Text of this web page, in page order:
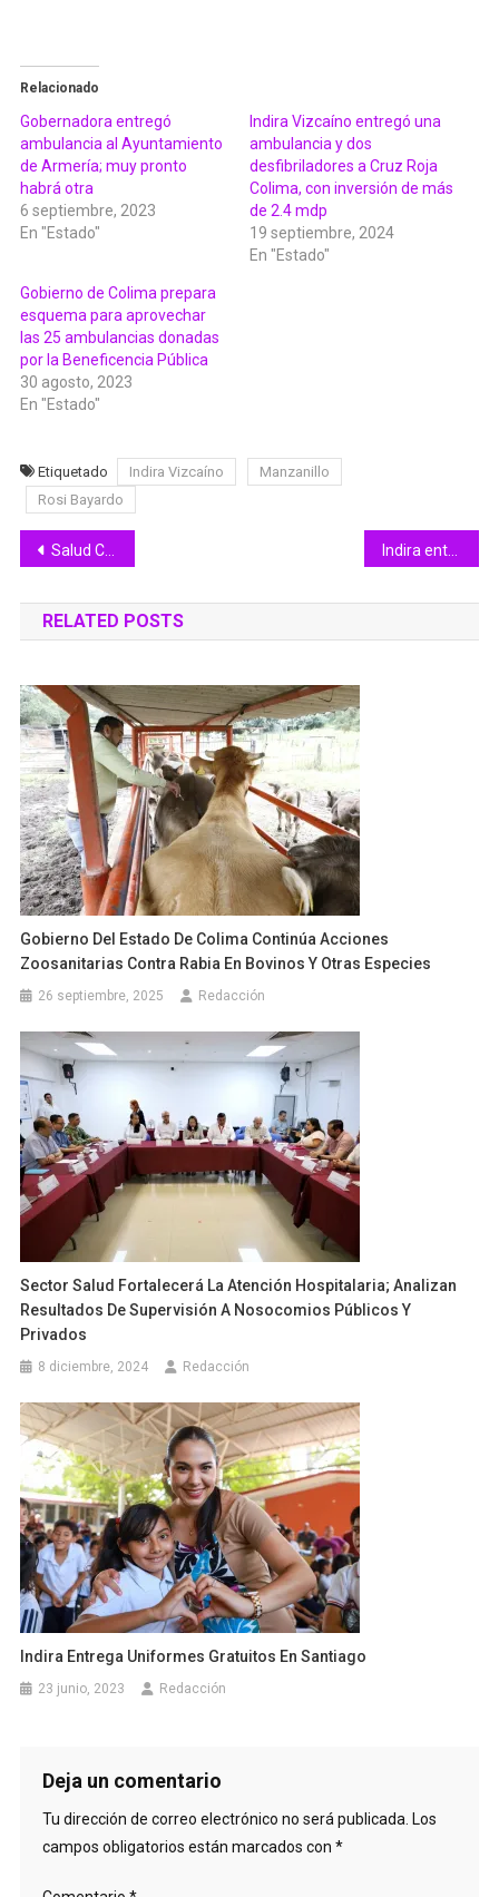
Relacionado
Gobernadora entregó
ambulancia al Ayuntamiento
de Armería; muy pronto
habrá otra
6 septiembre, 2023
En "Estado"
Indira Vizcaíno entregó una
ambulancia y dos
desfibriladores a Cruz Roja
Colima, con inversión de más
de 2.4 mdp
19 septiembre, 2024
En "Estado"
Gobierno de Colima prepara
esquema para aprovechar
las 25 ambulancias donadas
por la Beneficencia Pública
30 agosto, 2023
En "Estado"
Etiquetado Indira Vizcaíno
Manzanillo
Rosi Bayardo
Navegación
de
entradas
Salud Colima orienta sobre rara enfermedad incapacitante
RELATED POSTS
Gobierno Del Estado De Colima Continúa Acciones
Zoosanitarias Contra Rabia En Bovinos Y Otras Especies
26 septiembre, 2025 Redacción
Sector Salud Fortalecerá La Atención Hospitalaria; Analizan
Resultados De Supervisión A Nosocomios Públicos Y
Privados
8 diciembre, 2024 Redacción
Indira Entrega Uniformes Gratuitos En Santiago
23 junio, 2023 Redacción
Deja un comentario
Tu dirección de correo electrónico no será publicada. Los
campos obligatorios están marcados con *